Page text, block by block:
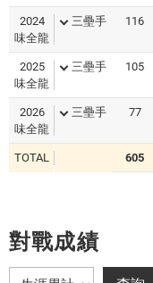
2024
味全龍
三壘手 116
2025
味全龍
三壘手 105
2026
味全龍
三壘手 77
TOTAL 605
對戰成績